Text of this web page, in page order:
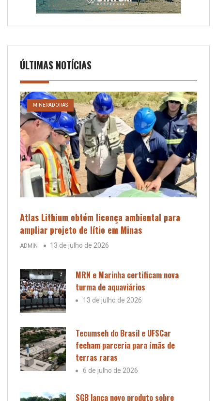
ÚLTIMAS NOTÍCIAS
MINERADORAS
Atlas Lithium obtém licença ambiental para
ampliar projeto de lítio em Minas
ADMIN 13 de julho de 2026
MRN e Marinha certificam nova
turma de aquaviários
13 de julho de 2026
Tecumseh do Brasil e UFSCar
fecham parceria para ímãs de
terras raras
6 de julho de 2026
SGB lança novo produto sobre